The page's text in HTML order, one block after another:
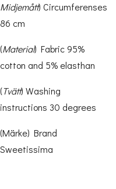
Midjemått) Circumferenses
86 cm
(Material) Fabric 95%
cotton and 5% elasthan
(Tvätt) Washing
instructions 30 degrees
(Märke) Brand
Sweetissima